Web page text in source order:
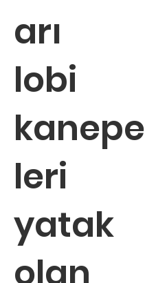
arı
lobi
kanepe
leri
yatak
olan